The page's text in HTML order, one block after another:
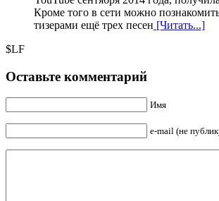
Кроме того в сети можно
тизерами ещё трех песен [Читать...]
$LF
Оставьте комментарий
Имя
e-mail (не